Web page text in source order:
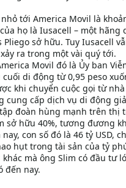
tới America Movil là
họ là Iusacell – một
sở hữu. Tuy Iusacell
ra trong một vài quý tới.
Movil đó là Ủy ban
di động từ 0,95 peso
khi chuyển cuộc gọi từ
cung cấp dịch vụ di động
đoàn hùng mạnh trên thị
sở hữu 40%, tương đương
con số đó là 46 tỷ USD,
hụt trong tài sản của tỷ
khác mà ông Slim có đầu tư
đến nay.